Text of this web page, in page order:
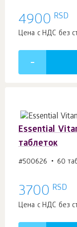
4900 RSD
Цена с НДС без
Essential
таблеток
#500626 60
3700 RSD
Цена с НДС без